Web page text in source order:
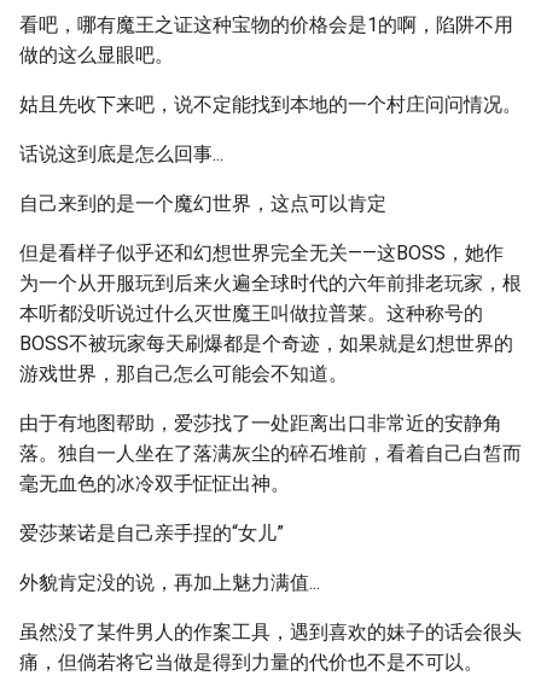
看吧，哪有魔王之证这种宝物的价格会是1的啊，陷阱不用
做的这么显眼吧。
姑且先收下来吧，说不定能找到本地的一个村庄问问情况。
话说这到底是怎么回事...
自己来到的是一个魔幻世界，这点可以肯定
但是看样子似乎还和幻想世界完全无关——这BOSS，她作
为一个从开服玩到后来火遍全球时代的六年前排老玩家，根
本听都没听说过什么灭世魔王叫做拉普莱。这种称号的
BOSS不被玩家每天刷爆都是个奇迹，如果就是幻想世界的
游戏世界，那自己怎么可能会不知道。
由于有地图帮助，爱莎找了一处距离出口非常近的安静角
落。独自一人坐在了落满灰尘的碎石堆前，看着自己白皙而
毫无血色的冰冷双手怔怔出神。
爱莎莱诺是自己亲手捏的“女儿”
外貌肯定没的说，再加上魅力满值...
虽然没了某件男人的作案工具，遇到喜欢的妹子的话会很头
痛，但倘若将它当做是得到力量的代价也不是不可以。